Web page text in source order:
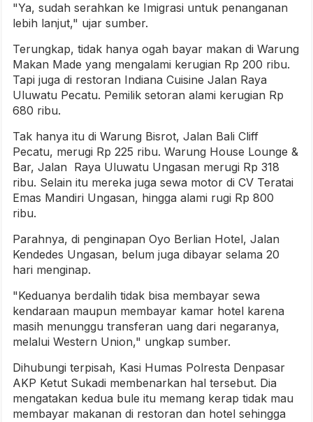
"Ya, sudah serahkan ke Imigrasi untuk penanganan
lebih lanjut," ujar sumber.
Terungkap, tidak hanya ogah bayar makan di Warung
Makan Made yang mengalami kerugian Rp 200 ribu.
Tapi juga di restoran Indiana Cuisine Jalan Raya
Uluwatu Pecatu. Pemilik setoran alami kerugian Rp
680 ribu.
Tak hanya itu di Warung Bisrot, Jalan Bali Cliff
Pecatu, merugi Rp 225 ribu. Warung House Lounge &
Bar, Jalan Raya Uluwatu Ungasan merugi Rp 318
ribu. Selain itu mereka juga sewa motor di CV Teratai
Emas Mandiri Ungasan, hingga alami rugi Rp 800
ribu.
Parahnya, di penginapan Oyo Berlian Hotel, Jalan
Kendedes Ungasan, belum juga dibayar selama 20
hari menginap.
"Keduanya berdalih tidak bisa membayar sewa
kendaraan maupun membayar kamar hotel karena
masih menunggu transferan uang dari negaranya,
melalui Western Union," ungkap sumber.
Dihubungi terpisah, Kasi Humas Polresta Denpasar
AKP Ketut Sukadi membenarkan hal tersebut. Dia
mengatakan kedua bule itu memang kerap tidak mau
membayar makanan di restoran dan hotel sehingga